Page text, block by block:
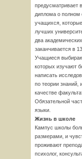
предусматривает
диплома о полном
учащихся,
лучших
два
заканчивается в
Учащиеся
которых изучают
написать
по теории знаний,
качестве
Обязательной
языки.
Жизнь в школе
Кампус школы
размерами, и
проживают
психолог,